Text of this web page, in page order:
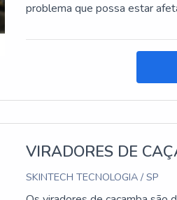
problema que possa estar
VIRADORES DE
SKINTECH TECNOLOGIA / SP